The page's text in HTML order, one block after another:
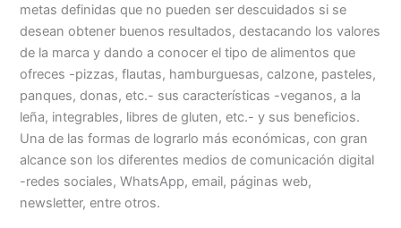
metas definidas que no pueden ser descuidados si se
desean obtener buenos resultados, destacando los valores
de la marca y dando a conocer el tipo de alimentos que
ofreces -pizzas, flautas, hamburguesas, calzone, pasteles,
panques, donas, etc.- sus características -veganos, a la
leña, integrables, libres de gluten, etc.- y sus beneficios.
Una de las formas de lograrlo más económicas, con gran
alcance son los diferentes medios de comunicación digital
-redes sociales, WhatsApp, email, páginas web,
newsletter, entre otros.